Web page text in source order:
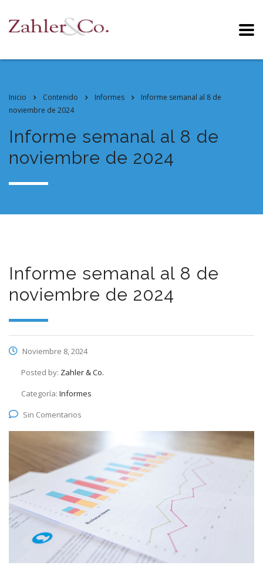
Inicio Contenido Informes
Informe semanal al 8 de
noviembre de 2024
Informe semanal al 8 de
noviembre de 2024
Informe semanal al 8 de
noviembre de 2024
Noviembre 8, 2024
Posted by: Zahler & Co.
Categoría: Informes
Sin Comentarios